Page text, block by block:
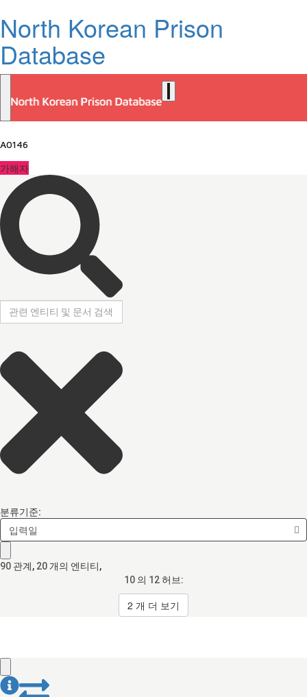
North Korean Prison
Database
A0146
가해자
분류기준:
입력일
90 관계, 20 개의 엔티티,
10 의 12 허브:
2 개 더 보기